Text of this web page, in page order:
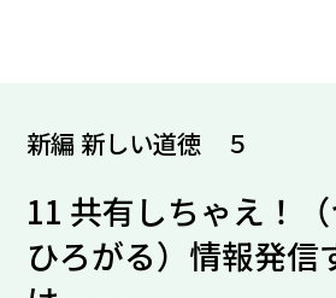
新編 新しい道徳 ５
11 共有しちゃえ！（
ひろがる）情報発信